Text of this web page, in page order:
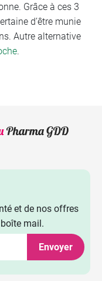
Grâce à ces 3
d’être munie
Autre alternative
.
et de nos offres
mail.
Envoyer